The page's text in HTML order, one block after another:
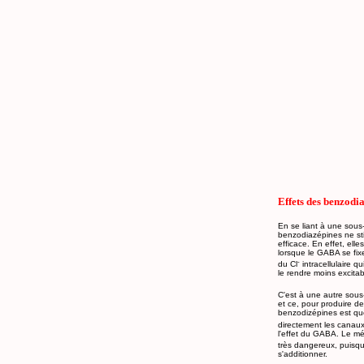
Effets des
En se liant à une
benzodiazépines ne
efficace. En effet,
lorsque le GABA se
du Cl- intracellulaire
le rendre moins
C'est à une autre
et ce, pour produire
benzodizépines est
directement les
l'effet du GABA. Le
très dangereux,
s'additionner.